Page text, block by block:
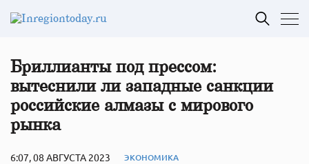
Бриллианты под прессом:
вытеснили ли западные санкции
российские алмазы с мирового
рынка
6:07, 08 АВГУСТА 2023 ЭКОНОМИКА